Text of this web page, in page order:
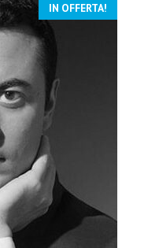
IN OFFERTA!